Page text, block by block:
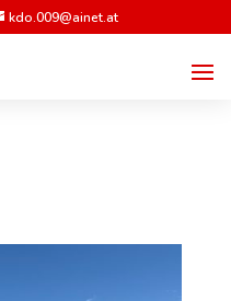
kdo.009@ainet.at